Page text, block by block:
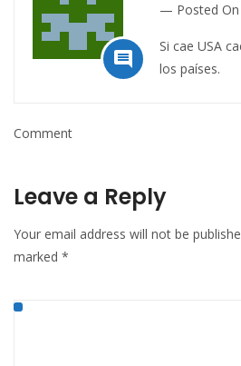

Posted
Si cae USA
los países.
Comment
Leave a Reply
Your email address will not be
marked *